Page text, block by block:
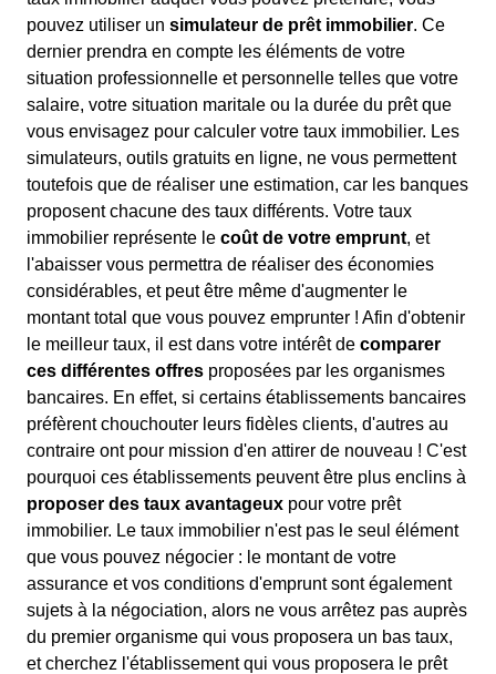
pouvez utiliser un simulateur de prêt immobilier. Ce
dernier prendra en compte les éléments de votre
situation professionnelle et personnelle telles que votre
salaire, votre situation maritale ou la durée du prêt que
vous envisagez pour calculer votre taux immobilier. Les
simulateurs, outils gratuits en ligne, ne vous permettent
toutefois que de réaliser une estimation, car les banques
proposent chacune des taux différents. Votre taux
immobilier représente le coût de votre emprunt, et
l'abaisser vous permettra de réaliser des économies
considérables, et peut être même d'augmenter le
montant total que vous pouvez emprunter ! Afin d'obtenir
le meilleur taux, il est dans votre intérêt de comparer
ces différentes offres proposées par les organismes
bancaires. En effet, si certains établissements bancaires
préfèrent chouchouter leurs fidèles clients, d'autres au
contraire ont pour mission d'en attirer de nouveau ! C'est
pourquoi ces établissements peuvent être plus enclins à
proposer des taux avantageux pour votre prêt
immobilier. Le taux immobilier n'est pas le seul élément
que vous pouvez négocier : le montant de votre
assurance et vos conditions d'emprunt sont également
sujets à la négociation, alors ne vous arrêtez pas auprès
du premier organisme qui vous proposera un bas taux,
et cherchez l'établissement qui vous proposera le prêt